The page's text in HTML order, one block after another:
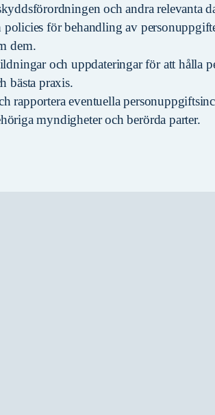
och andra relevanta
för behandling av
dem.
och uppdateringar för att hålla
bästa praxis.
rapportera eventuella
myndigheter och berörda parter.